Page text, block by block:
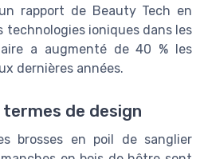
rapport de Beauty Tech en
ioniques dans les
a augmenté de 40 % les
dernières années.
de design
brosses en poil de sanglier